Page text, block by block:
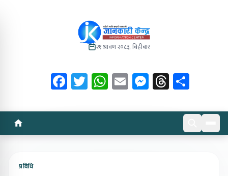
२१ श्रावण २०८३, बिहीबार
Facebook
Twitter
WhatsApp
EmailMessenger
Threads
प्रविधि